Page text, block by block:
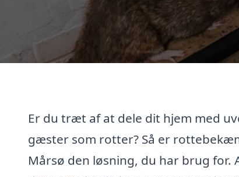
Er du træt af at dele dit hjem med
gæster som rotter? Så er
Mårsø den løsning, du har brug for.